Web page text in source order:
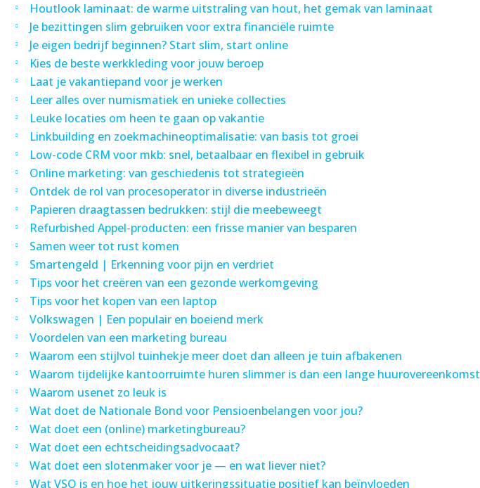
Houtlook laminaat: de warme uitstraling van hout, het gemak van laminaat
Je bezittingen slim gebruiken voor extra financiële ruimte
Je eigen bedrijf beginnen? Start slim, start online
Kies de beste werkkleding voor jouw beroep
Laat je vakantiepand voor je werken
Leer alles over numismatiek en unieke collecties
Leuke locaties om heen te gaan op vakantie
Linkbuilding en zoekmachineoptimalisatie: van basis tot groei
Low-code CRM voor mkb: snel, betaalbaar en flexibel in gebruik
Online marketing: van geschiedenis tot strategieën
Ontdek de rol van procesoperator in diverse industrieën
Papieren draagtassen bedrukken: stijl die meebeweegt
Refurbished Appel-producten: een frisse manier van besparen
Samen weer tot rust komen
Smartengeld | Erkenning voor pijn en verdriet
Tips voor het creëren van een gezonde werkomgeving
Tips voor het kopen van een laptop
Volkswagen | Een populair en boeiend merk
Voordelen van een marketing bureau
Waarom een stijlvol tuinhekje meer doet dan alleen je tuin afbakenen
Waarom tijdelijke kantoorruimte huren slimmer is dan een lange huurovereenkomst
Waarom usenet zo leuk is
Wat doet de Nationale Bond voor Pensioenbelangen voor jou?
Wat doet een (online) marketingbureau?
Wat doet een echtscheidingsadvocaat?
Wat doet een slotenmaker voor je — en wat liever niet?
Wat VSO is en hoe het jouw uitkeringssituatie positief kan beïnvloeden